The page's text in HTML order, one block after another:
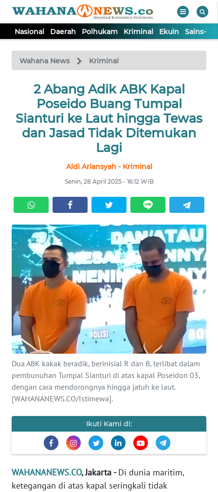
Nasional Daerah Polhukam Kriminal Ekuin Sains-
Wahana News Kriminal
2 Abang Adik ABK Kapal
Poseido Buang Tumpal
Sianturi ke Laut hingga Tewas
dan Jasad Tidak Ditemukan
Lagi
Aldi Ariansyah - Kriminal
Senin, 28 April 2025 - 16:12 WIB
Dua ABK kakak beradik, berinisial R dan B, terlibat dalam
pembunuhan Tumpal Sianturi di atas kapal Poseidon 03,
dengan cara mendorongnya hingga jatuh ke laut.
[WAHANANEWS.CO/Istimewa].
Ikuti Kami di:
WAHANANEWS.CO, Jakarta -Di dunia maritim,
ketegangan di atas kapal seringkali tidak
TV
Tutup
NASIONAL
DAERAH
EKUIN
SAINS-TEKNO
KESEHATAN
INTERNASIONAL
SERBA-SERBI
PENDIDIKAN
OLAHRAGA
OPINI
EDITORIAL
BERITA